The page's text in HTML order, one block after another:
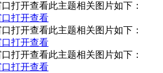
此主题相关图片如下：
此主题相关图片如下：
此主题相关图片如下：